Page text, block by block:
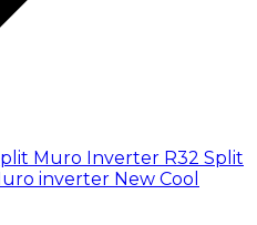
Muro Inverter R32 Split
inverter New Cool